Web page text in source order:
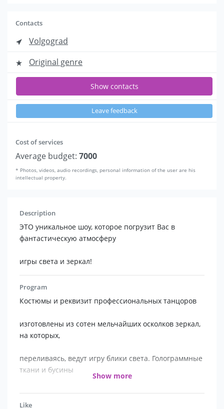
Contacts
Volgograd
Original genre
Show contacts
Leave feedback
Cost of services
Average budget: 7000
* Photos, videos, audio recordings, personal information of the user are his
intellectual property.
Description
ЭТО уникальное шоу, которое погрузит Вас в
фантастическую атмосферу
игры света и зеркал!
Program
Костюмы и реквизит профессиональных танцоров
изготовлены из сотен мельчайших осколков зеркал,
на которых,
переливаясь, ведут игру блики света. Голограммные
ткани и бусины
блистают как бриллианты, согласуясь с движениями
актеров.
Show more
Like